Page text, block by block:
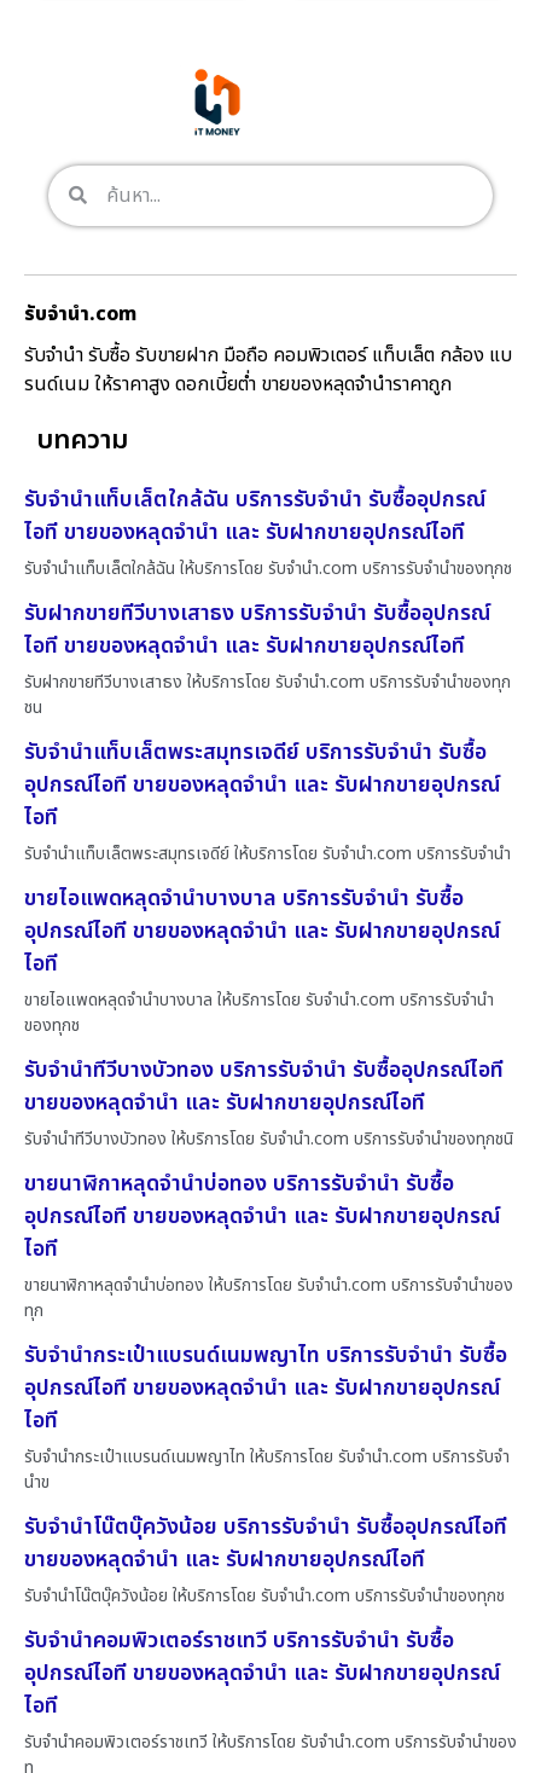
รับจํานํา.com
รับจำนำ รับซื้อ รับขายฝาก มือถือ คอมพิวเตอร์ แท็บเล็ต กล้อง แบ
รนด์เนม ให้ราคาสูง ดอกเบี้ยต่ำ ขายของหลุดจำนำราคาถูก
บทความ
รับจำนำแท็บเล็ตใกล้ฉัน บริการรับจำนำ รับซื้ออุปกรณ์
ไอที ขายของหลุดจำนำ และ รับฝากขายอุปกรณ์ไอที
รับจำนำแท็บเล็ตใกล้ฉัน ให้บริการโดย รับจํานํา.com บริการรับจำนำของทุกช
รับฝากขายทีวีบางเสาธง บริการรับจำนำ รับซื้ออุปกรณ์
ไอที ขายของหลุดจำนำ และ รับฝากขายอุปกรณ์ไอที
รับฝากขายทีวีบางเสาธง ให้บริการโดย รับจํานํา.com บริการรับจำนำของทุก
ชน
รับจำนำแท็บเล็ตพระสมุทรเจดีย์ บริการรับจำนำ รับซื้อ
อุปกรณ์ไอที ขายของหลุดจำนำ และ รับฝากขายอุปกรณ์
ไอที
รับจำนำแท็บเล็ตพระสมุทรเจดีย์ ให้บริการโดย รับจํานํา.com บริการรับจำนำ
ขายไอแพดหลุดจำนำบางบาล บริการรับจำนำ รับซื้อ
อุปกรณ์ไอที ขายของหลุดจำนำ และ รับฝากขายอุปกรณ์
ไอที
ขายไอแพดหลุดจำนำบางบาล ให้บริการโดย รับจํานํา.com บริการรับจำนำ
ของทุกช
รับจำนำทีวีบางบัวทอง บริการรับจำนำ รับซื้ออุปกรณ์ไอที
ขายของหลุดจำนำ และ รับฝากขายอุปกรณ์ไอที
รับจำนำทีวีบางบัวทอง ให้บริการโดย รับจํานํา.com บริการรับจำนำของทุกชนิ
ขายนาฬิกาหลุดจำนำบ่อทอง บริการรับจำนำ รับซื้อ
อุปกรณ์ไอที ขายของหลุดจำนำ และ รับฝากขายอุปกรณ์
ไอที
ขายนาฬิกาหลุดจำนำบ่อทอง ให้บริการโดย รับจํานํา.com บริการรับจำนำของ
ทุก
รับจำนำกระเป๋าแบรนด์เนมพญาไท บริการรับจำนำ รับซื้อ
อุปกรณ์ไอที ขายของหลุดจำนำ และ รับฝากขายอุปกรณ์
ไอที
รับจำนำกระเป๋าแบรนด์เนมพญาไท ให้บริการโดย รับจํานํา.com บริการรับจำ
นำข
รับจำนำโน๊ตบุ๊ควังน้อย บริการรับจำนำ รับซื้ออุปกรณ์ไอที
ขายของหลุดจำนำ และ รับฝากขายอุปกรณ์ไอที
รับจำนำโน๊ตบุ๊ควังน้อย ให้บริการโดย รับจํานํา.com บริการรับจำนำของทุกช
รับจำนำคอมพิวเตอร์ราชเทวี บริการรับจำนำ รับซื้อ
อุปกรณ์ไอที ขายของหลุดจำนำ และ รับฝากขายอุปกรณ์
ไอที
รับจำนำคอมพิวเตอร์ราชเทวี ให้บริการโดย รับจํานํา.com บริการรับจำนำของ
ท